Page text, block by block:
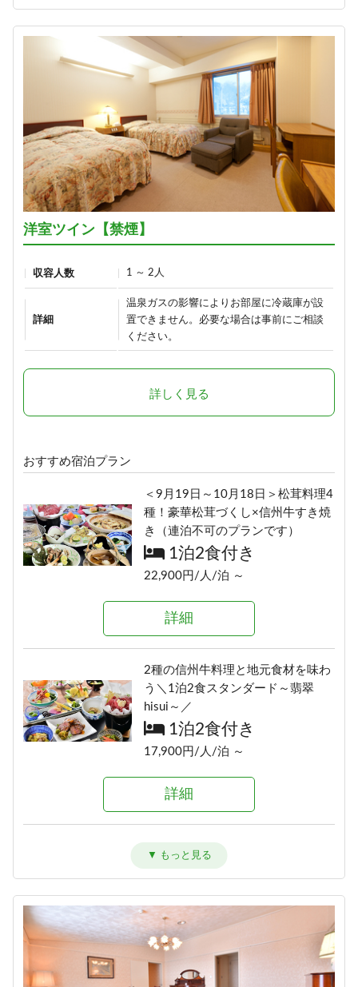
1泊2食付き
16,900円/人/泊 ～
詳細
【早割60】60日前の予約で、通常
価格より1,000円OFF♪＜お日にち
限定＞
16,900円/人/泊 ～
【早割30】30日前の予約で、通常
価格より500円OFF♪＜お日にち限
定＞
17,400円/人/泊 ～
き酒セット付き】1泊2食プラン
1泊2食付き
18,900円/人/泊 ～
詳細
≪1泊朝食付きプラン≫自由気まま
朝食のみ
13,500円/人/泊 ～
詳細
≪素泊りプラン≫23時までチェッ
クインOK！
12,000円/人/泊 ～
詳細
hekiraku～／
1泊2食付き
21,100円/人/泊 ～
ひすい色の温泉の熊の湯＼1泊2食
お試しプラン～萌葱moegi～／
16,700円/人/泊 ～
「りんごで育った信州牛」だけを
使った≪1泊2食最高級肉肉プラン
1泊2食付き
24,290円/人/泊 ～
ボリューム満点！変な肉プラン“肉
肉魚！？好きな料理を選べる”（連
泊不可のプランです）
1泊2食付き
詳細
信州の恵み！旨味たっぷりきのこ
料理《熊の湯信州茸づくしプラ
ン》
1泊2食付き
詳細
泊まれる ≪1泊2食ＥＣＯプラン≫
1泊2食付き
詳細
洋室ツイン【禁煙】
収容人数 1 ～ 2人
詳細
温泉ガスの影響によりお部屋に冷蔵庫が設
置できません。必要な場合は事前にご相談
ください。
詳しく見る
おすすめ宿泊プラン
＜9月19日～10月18日＞松茸料理4
種！豪華松茸づくし×信州牛すき焼
き（連泊不可のプランです）
1泊2食付き
22,900円/人/泊 ～
詳細
2種の信州牛料理と地元食材を味わ
う＼1泊2食スタンダード～翡翠
hisui～／
1泊2食付き
17,900円/人/泊 ～
詳細
hekiraku～／
1泊2食付き
20,100円/人/泊 ～
詳細